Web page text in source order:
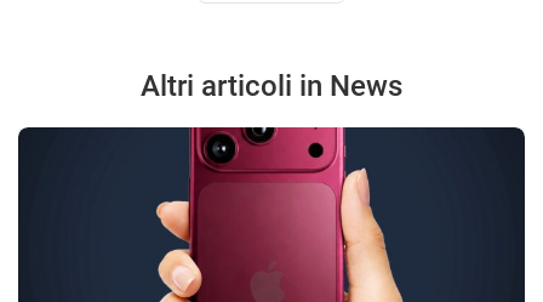
Altri articoli in News